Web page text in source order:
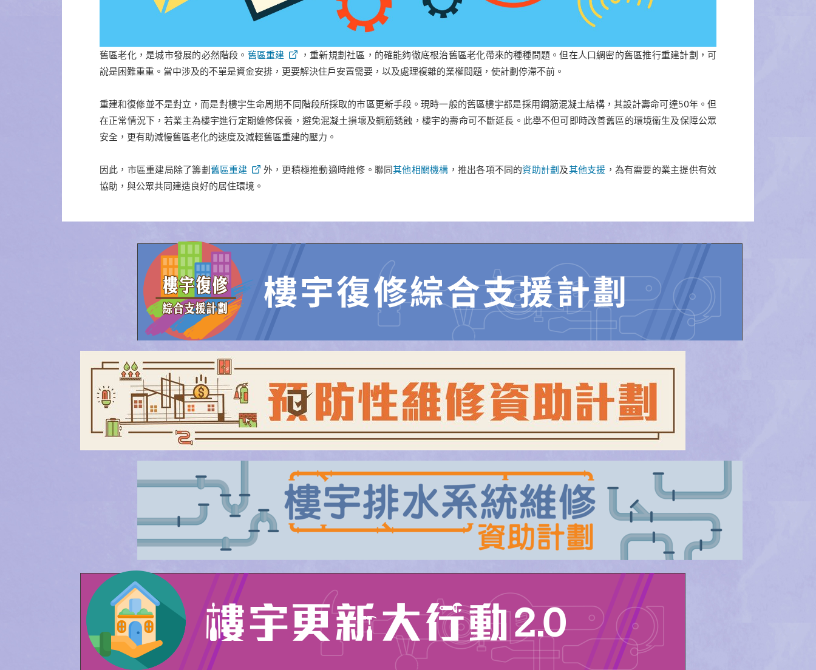
舊區老化，是城市發展的必然階段。 舊區重建
，重新規劃社區，的確能夠徹底根治舊區老化帶來的種種問題。但在人口綢密的舊區推行重建計劃，可
說是困難重重。當中涉及的不單是資金安排，更要解決住戶安置需要，以及處理複雜的業權問題，使計劃停滯不前。
重建和復修並不是對立，而是對樓宇生命周期不同階段所採取的市區更新手段。現時一般的舊區樓宇都是採用鋼筋混凝土結構，其設計壽命可達50年。但
在正常情況下，若業主為樓宇進行定期維修保養，避免混凝土損壞及鋼筋銹蝕，樓宇的壽命可不斷延長。此舉不但可即時改善舊區的環境衞生及保障公眾
安全，更有助減慢舊區老化的速度及減輕舊區重建的壓力。
因此，市區重建局除了籌劃舊區重建 外，更積極推動適時維修。聯同其他相關機構 ，推出各項不同的資助計劃及其他支援 ，為有需要的業主提供有效
協助，與公眾共同建造良好的居住環境。